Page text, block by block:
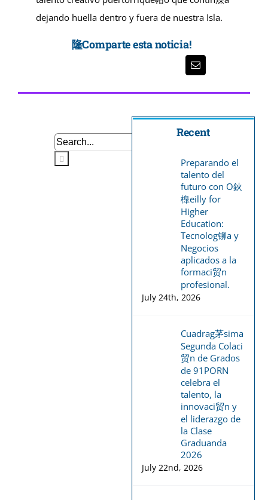
dejando huella dentro y fuera de nuestra Isla.
隆Comparte esta noticia!
Search
for:
Recent
Preparando el
talento del
futuro con O鈥
橰eilly for
Higher
Education:
Tecnolog铆a y
Negocios
aplicados a la
formaci贸n
profesional.
July 24th, 2026
Cuadrag茅sima
Segunda Colaci
贸n de Grados
de 91PORN
celebra el
talento, la
innovaci贸n y
el liderazgo de
la Clase
Graduanda
2026
July 22nd, 2026